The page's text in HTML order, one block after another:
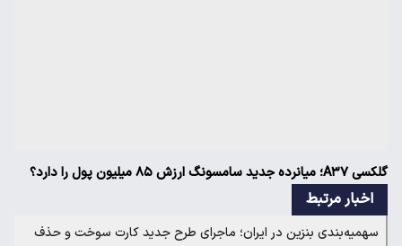
گلکسی A۳۷؛ میانرده جدید سامسونگ ارزش ۸۵ میلیون پول را دارد؟
اخبار مرتبط
سهمیه‌بندی بنزین در ایران؛ ماجرای طرح جدید کارت سوخت و حذف